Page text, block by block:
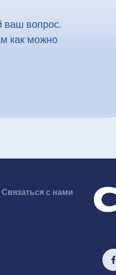
ваш вопрос.
как можно
Связаться с нами